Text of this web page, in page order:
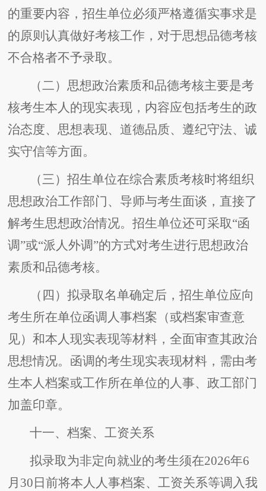
的重要内容，招生单位必须严格遵循实事求是
的原则认真做好考核工作，对于思想品德考核
不合格者不予录取。
（二）思想政治素质和品德考核主要是考
核考生本人的现实表现，内容应包括考生的政
治态度、思想表现、道德品质、遵纪守法、诚
实守信等方面。
（三）招生单位在综合素质考核时将组织
思想政治工作部门、导师与考生面谈，直接了
解考生思想政治情况。招生单位还可采取“函
调”或“派人外调”的方式对考生进行思想政治
素质和品德考核。
（四）拟录取名单确定后，招生单位应向
考生所在单位函调人事档案（或档案审查意
见）和本人现实表现等材料，全面审查其政治
思想情况。函调的考生现实表现材料，需由考
生本人档案或工作所在单位的人事、政工部门
加盖印章。
十一、档案、工资关系
拟录取为非定向就业的考生须在2026年6
月30日前将本人人事档案、工资关系等调入我